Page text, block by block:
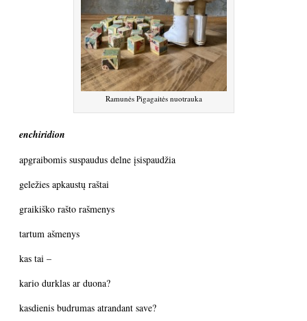
Ramunės Pigagaitės nuotrauka
enchiridion
apgraibomis suspaudus delne įsispaudžia
geležies apkaustų raštai
graikiško rašto rašmenys
tartum ašmenys
kas tai –
kario durklas ar duona?
kasdienis budrumas atrandant save?